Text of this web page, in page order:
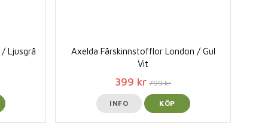
Ljusgrå
Axelda Fårskinnstofflor London / Gul
Vit
399 kr 799 kr
INFO KÖP